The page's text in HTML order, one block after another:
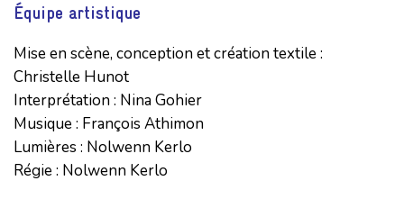
Équipe artistique
Mise en scène, conception et création textile :
Christelle Hunot
Interprétation : Nina Gohier
Musique : François Athimon
Lumières : Nolwenn Kerlo
Régie : Nolwenn Kerlo